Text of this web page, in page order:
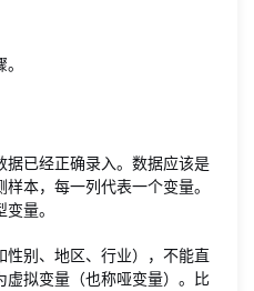
据已经正确录入。数据应该是
本，每一列代表一个变量。
量。
别、地区、行业），不能直
虚拟变量（也称哑变量）。比